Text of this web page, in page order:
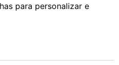
para personalizar e